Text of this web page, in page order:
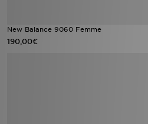
New Balance 9060 Femme
190,00€